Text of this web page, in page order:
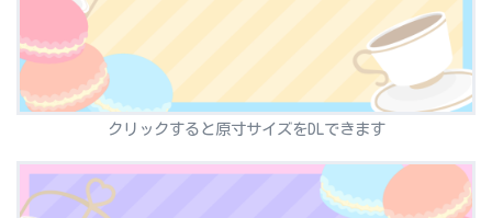
クリックすると原寸サイズをDLできます